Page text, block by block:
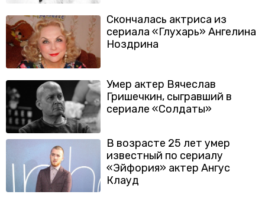
Скончалась актриса из
сериала «Глухарь» Ангелина
Ноздрина
Умер актер Вячеслав
Гришечкин, сыгравший в
сериале «Солдаты»
В возрасте 25 лет умер
известный по сериалу
«Эйфория» актер Ангус
Клауд